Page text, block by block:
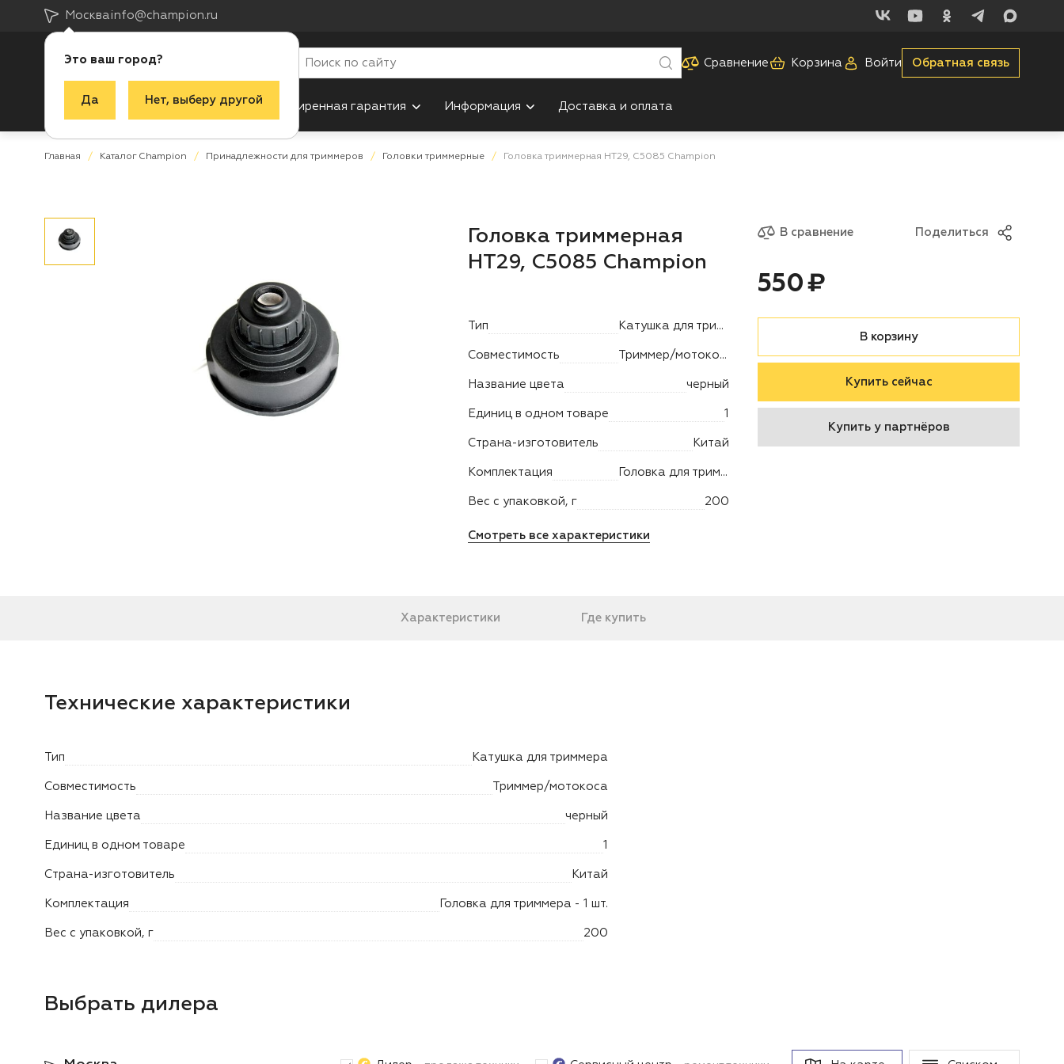
Москва
Это ваш город?
Да Нет, выберу другой
info@champion.ru
Сравнение Корзина Войти Обратная связь
Каталог Акции Новинки Расширенная гарантия Информация Доставка и оплата
Главная Каталог Champion Принадлежности для триммеров Головки триммерные Головка триммерная HT29, C5085 Champion
Головка триммерная
HT29, C5085 Champion
В корзину
Купить сейчас
Купить у партнёров
Тип Катушка для триммера
Совместимость Триммер/мотокоса
Название цвета черный
Единиц в одном товаре 1
Страна-изготовитель Китай
Комплектация Головка для триммера - 1 шт.
Вес с упаковкой, г 200
Смотреть все характеристики
В сравнение Поделиться
Цена:
550 ₽
Характеристики Где купить
Технические характеристики
Тип Катушка для триммера
Совместимость Триммер/мотокоса
Название цвета черный
Единиц в одном товаре 1
Страна-изготовитель Китай
Комплектация Головка для триммера - 1 шт.
Вес с упаковкой, г 200
Выбрать дилера